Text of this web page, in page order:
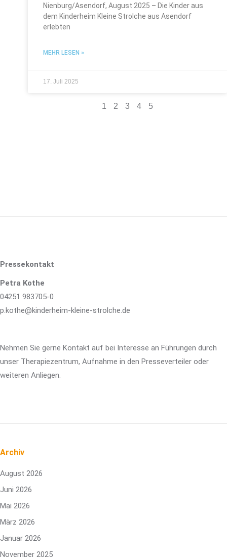
Nienburg/Asendorf, August 2025 – Die Kinder aus
dem Kinderheim Kleine Strolche aus Asendorf
erlebten
MEHR LESEN »
17. Juli 2025
1 2 3 4 5
Pressekontakt
Petra Kothe
04251 983705-0
p.kothe@kinderheim-kleine-strolche.de
Nehmen Sie gerne Kontakt auf bei Interesse an Führungen durch
unser Therapiezentrum, Aufnahme in den Presseverteiler oder
weiteren Anliegen.
Archiv
August 2026
Juni 2026
Mai 2026
März 2026
Januar 2026
November 2025